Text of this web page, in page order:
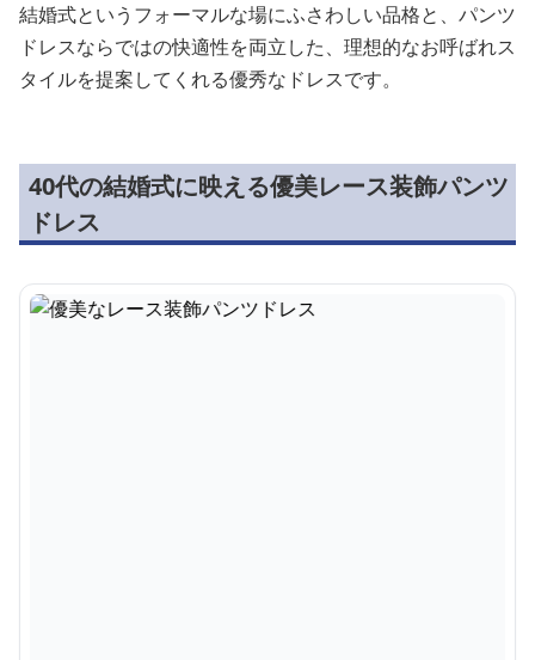
結婚式というフォーマルな場にふさわしい品格と、パンツ
ドレスならではの快適性を両立した、理想的なお呼ばれス
タイルを提案してくれる優秀なドレスです。
40代の結婚式に映える優美レース装飾パンツ
ドレス